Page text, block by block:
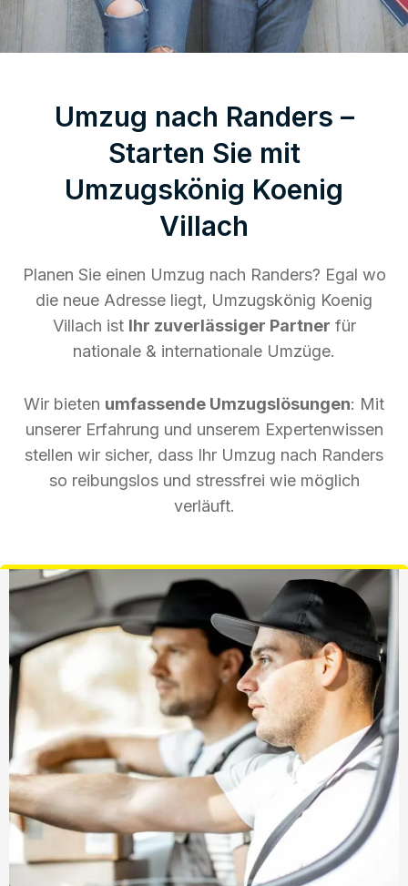
Umzug nach Randers –
Starten Sie mit
Umzugskönig Koenig
Villach
Planen Sie einen Umzug nach Randers? Egal wo
die neue Adresse liegt, Umzugskönig Koenig
Villach ist Ihr zuverlässiger Partner für
nationale & internationale Umzüge.
Wir bieten umfassende Umzugslösungen: Mit
unserer Erfahrung und unserem Expertenwissen
stellen wir sicher, dass Ihr Umzug nach Randers
so reibungslos und stressfrei wie möglich
verläuft.